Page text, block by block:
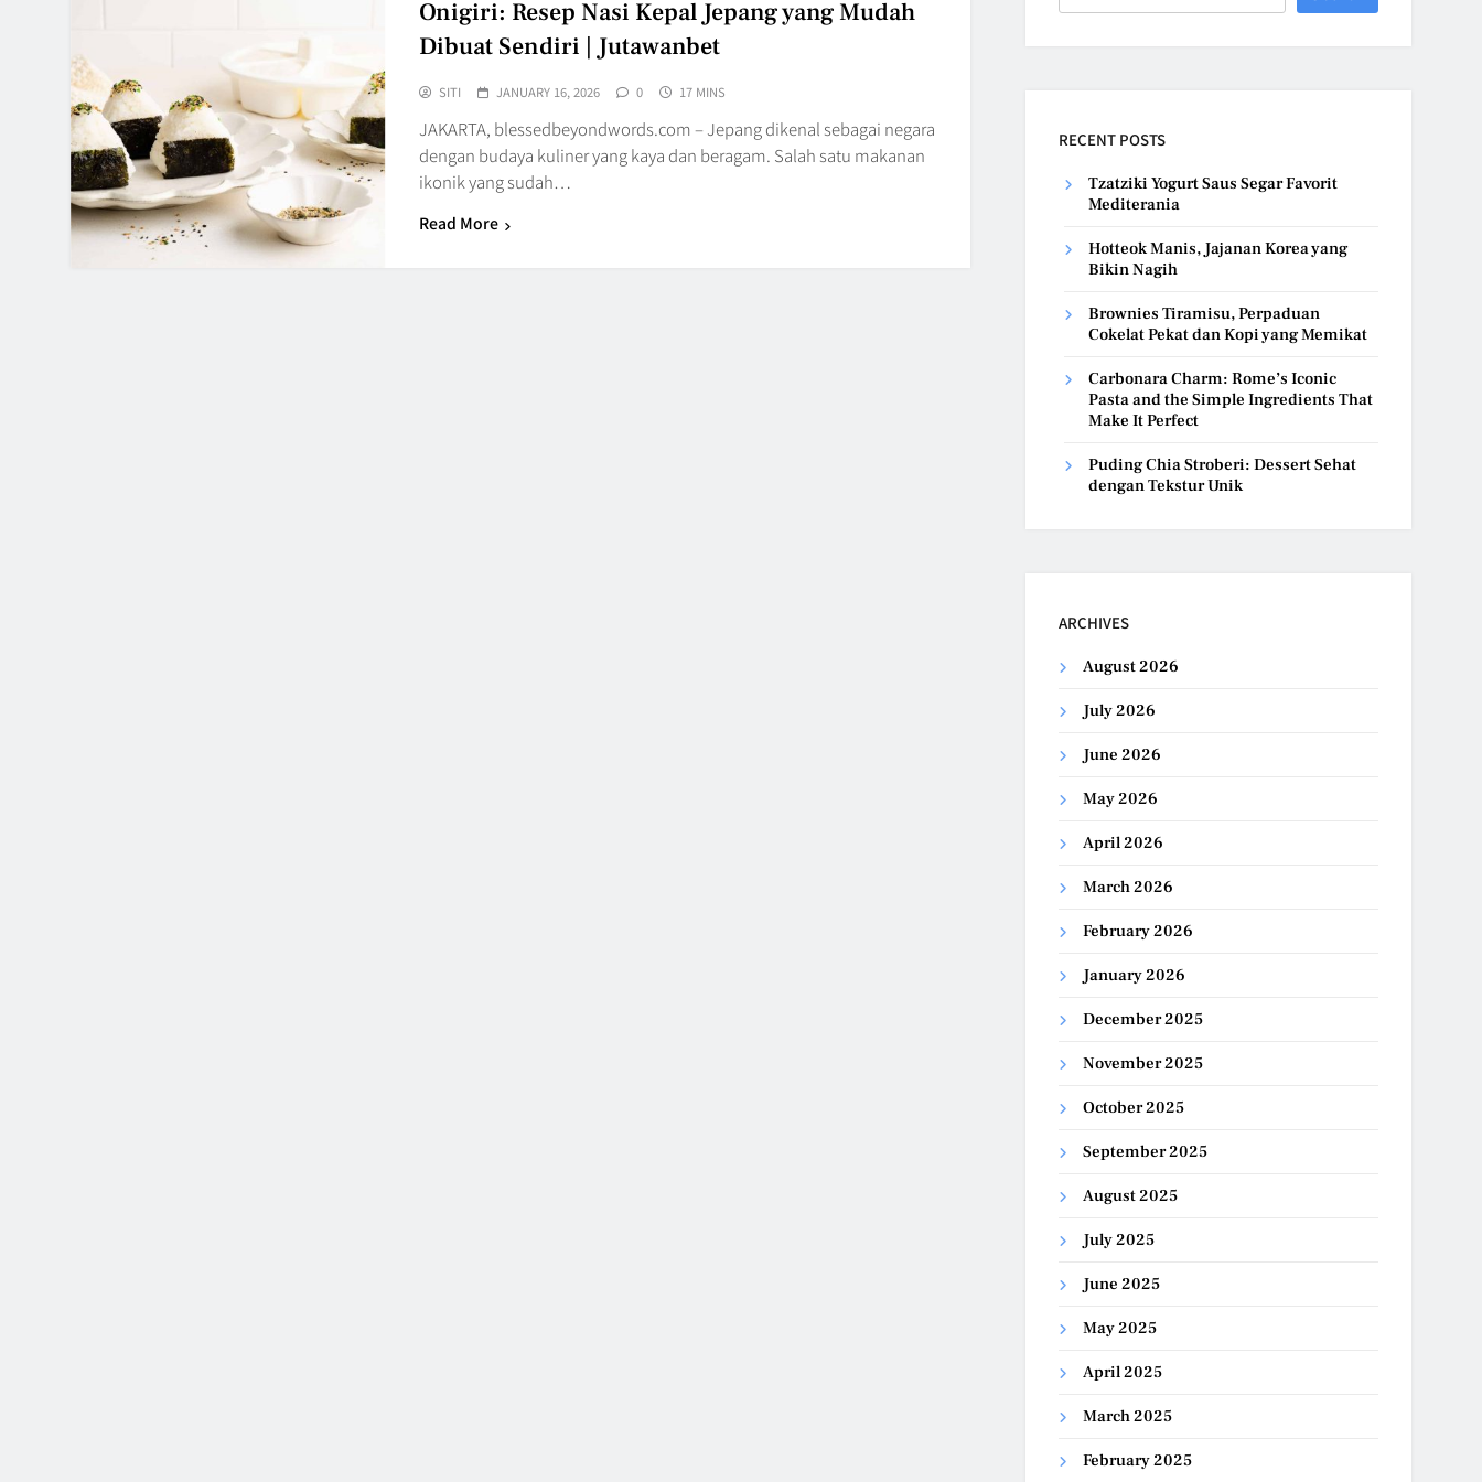
Onigiri: Resep Nasi Kepal Jepang yang Mudah
Dibuat Sendiri | Jutawanbet
SITI JANUARY 16, 2026 0 17 MINS
JAKARTA, blessedbeyondwords.com – Jepang dikenal sebagai negara
dengan budaya kuliner yang kaya dan beragam. Salah satu makanan
ikonik yang sudah…
Read More
RECENT POSTS
Tzatziki Yogurt Saus Segar Favorit
Mediterania
Hotteok Manis, Jajanan Korea yang
Bikin Nagih
Brownies Tiramisu, Perpaduan
Cokelat Pekat dan Kopi yang Memikat
Carbonara Charm: Rome’s Iconic
Pasta and the Simple Ingredients That
Make It Perfect
Puding Chia Stroberi: Dessert Sehat
dengan Tekstur Unik
ARCHIVES
August 2026
July 2026
June 2026
May 2026
April 2026
March 2026
February 2026
January 2026
December 2025
November 2025
October 2025
September 2025
August 2025
July 2025
June 2025
May 2025
April 2025
March 2025
February 2025